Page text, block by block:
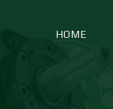
HOME